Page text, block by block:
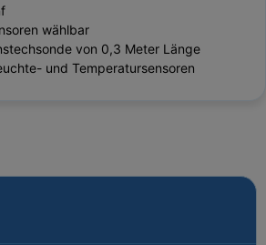
wählbar
von 0,3 Meter Länge
und Temperatursensoren